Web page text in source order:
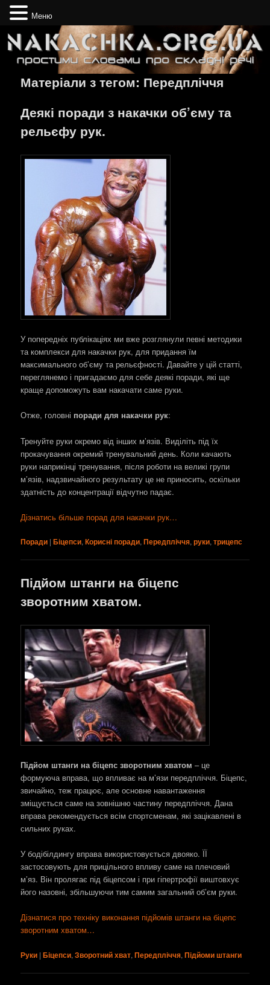
Nakachka.org.ua
Простими словами про складні речі
Матеріали з тегом: Передпліччя
Деякі поради з накачки об’єму та
рельєфу рук.
У попередніх публікаціях ми вже розглянули певні методики
та комплекси для накачки рук, для придання їм
максимального об’єму та рельєфності. Давайте у цій статті,
переглянемо і пригадаємо для себе деякі поради, які ще
краще допоможуть вам накачати саме руки.
Отже, головні поради для накачки рук:
Тренуйте руки окремо від інших м’язів. Виділіть під їх
прокачування окремий тренувальний день. Коли качають
руки наприкінці тренування, після роботи на великі групи
м’язів, надзвичайного результату це не приносить, оскільки
здатність до концентрації відчутно падає.
Дізнатись більше порад для накачки рук…
Поради |Біцепси,Корисні поради,Передпліччя,руки,трицепс
Підйом штанги на біцепс
зворотним хватом.
Підйом штанги на біцепс зворотним хватом – це
формуюча вправа, що впливає на м’язи передпліччя. Біцепс,
звичайно, теж працює, але основне навантаження
зміщується саме на зовнішню частину передпліччя. Дана
вправа рекомендується всім спортсменам, які зацікавлені в
сильних руках.
У бодібілдингу вправа використовується двояко. ЇЇ
застосовують для прицільного впливу саме на плечовий
м’яз. Він пролягає під біцепсом і при гіпертрофії виштовхує
його назовні, збільшуючи тим самим загальний об’єм руки.
Дізнатися про техніку виконання підйомів штанги на біцепс
зворотним хватом…
Руки |Біцепси,Зворотний хват,Передпліччя,Підйоми штанги
Меню